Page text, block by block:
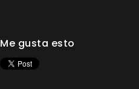
Me gusta esto